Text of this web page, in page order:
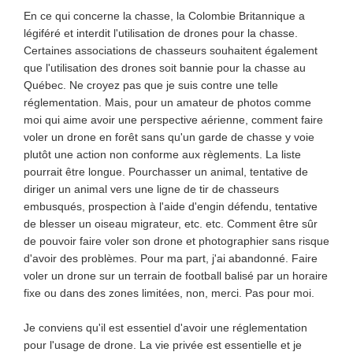
En ce qui concerne la chasse, la Colombie Britannique a
légiféré et interdit l'utilisation de drones pour la chasse.
Certaines associations de chasseurs souhaitent également
que l'utilisation des drones soit bannie pour la chasse au
Québec. Ne croyez pas que je suis contre une telle
réglementation. Mais, pour un amateur de photos comme
moi qui aime avoir une perspective aérienne, comment faire
voler un drone en forêt sans qu'un garde de chasse y voie
plutôt une action non conforme aux règlements. La liste
pourrait être longue. Pourchasser un animal, tentative de
diriger un animal vers une ligne de tir de chasseurs
embusqués, prospection à l'aide d'engin défendu, tentative
de blesser un oiseau migrateur, etc. etc. Comment être sûr
de pouvoir faire voler son drone et photographier sans risque
d'avoir des problèmes. Pour ma part, j'ai abandonné. Faire
voler un drone sur un terrain de football balisé par un horaire
fixe ou dans des zones limitées, non, merci. Pas pour moi.
Je conviens qu'il est essentiel d'avoir une réglementation
pour l'usage de drone. La vie privée est essentielle et je